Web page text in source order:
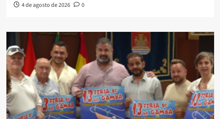
4 de agosto de 2026 0